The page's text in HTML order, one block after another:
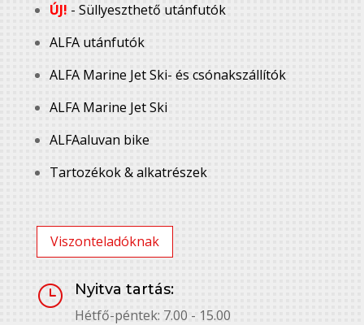
ÚJ! - Süllyeszthető utánfutók
ALFA utánfutók
ALFA Marine Jet Ski- és csónakszállítók
ALFA Marine Jet Ski
ALFAaluvan bike
Tartozékok & alkatrészek
Viszonteladóknak
}
Nyitva tartás:
Hétfő-péntek: 7.00 - 15.00